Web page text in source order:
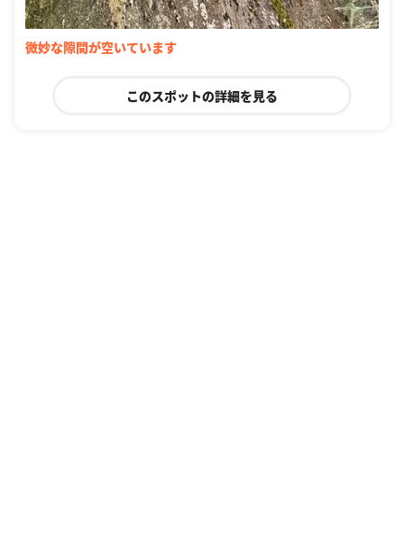
微妙な隙間が空いています
このスポットの詳細を見る